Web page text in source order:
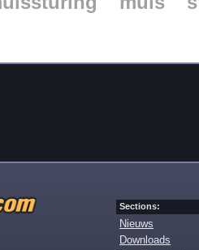
Sections:
Nieuws
Downloads